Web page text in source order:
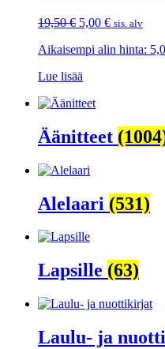
19,50€ Alkuperäinen
oli:
5,00 €Nykyinen
on:
sis. alv
Aikaisempi alin hinta:
Lue lisää
Äänitteet
Alelaari (531)
Lapsille (63)
Laulu- ja